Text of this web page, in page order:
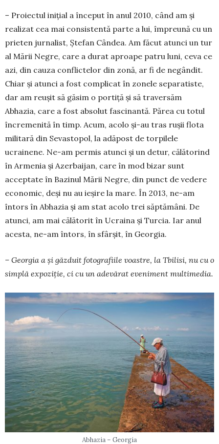
– Proiectul inițial a început în anul 2010, când am și
realizat cea mai consistentă parte a lui, împreună cu un
prieten jurnalist, Ștefan Cândea. Am făcut atunci un tur
al Mării Negre, care a durat aproape patru luni, ceva ce
azi, din cauza conflictelor din zonă, ar fi de negândit.
Chiar și atunci a fost complicat în zonele separatiste,
dar am reușit să găsim o portiță și să traversăm
Abhazia, care a fost absolut fascinantă. Părea cu totul
încremenită în timp. Acum, acolo și-au tras rușii flota
militară din Sevastopol, la adăpost de torpilele
ucrainene. Ne-am permis atunci și un detur, călătorind
în Armenia și Azerbaijan, care în mod bizar sunt
acceptate în Bazinul Mării Negre, din punct de vedere
economic, deși nu au ieșire la mare. În 2013, ne-am
întors în Abhazia și am stat acolo trei săptămâni. De
atunci, am mai călătorit în Ucraina și Turcia. Iar anul
acesta, ne-am întors, în sfârșit, în Georgia.
– Georgia a și găzduit fotografiile voastre, la Tbilisi, nu cu o
simplă expoziție, ci cu un adevărat eveniment multimedia.
Abhazia – Georgia